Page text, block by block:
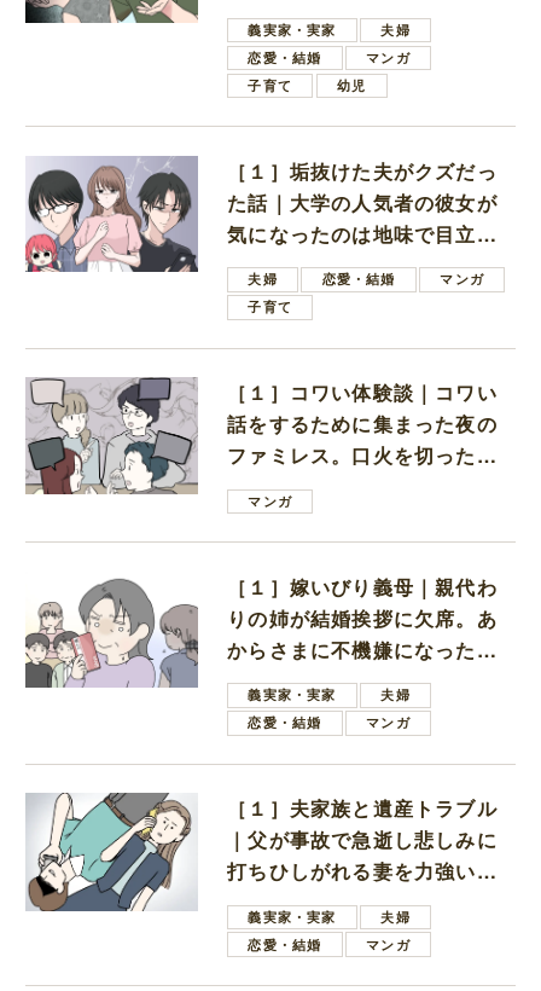
しいと言ってきた
義実家・実家
夫婦
恋愛・結婚
マンガ
子育て
幼児
［１］垢抜けた夫がクズだっ
た話｜大学の人気者の彼女が
気になったのは地味で目立た
ない男子学生
夫婦 恋愛・結婚
マンガ
子育て
［１］コワい体験談｜コワい
話をするために集まった夜の
ファミレス。口火を切ったの
は電車好きの男の子ママ
マンガ
［１］嫁いびり義母｜親代わ
りの姉が結婚挨拶に欠席。あ
からさまに不機嫌になった義
母義実家・実家
夫婦
恋愛・結婚
マンガ
［１］夫家族と遺産トラブル
｜父が事故で急逝し悲しみに
打ちひしがれる妻を力強い言
葉で励ます夫
義実家・実家
夫婦
恋愛・結婚
マンガ